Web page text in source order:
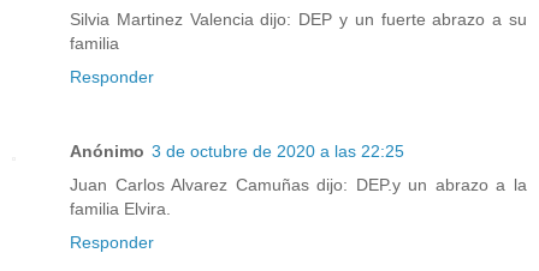
Silvia Martinez Valencia dijo: DEP y un fuerte abrazo a su
familia
Responder
Anónimo 3 de octubre de 2020 a las 22:25
Juan Carlos Alvarez Camuñas dijo: DEP.y un abrazo a la
familia Elvira.
Responder